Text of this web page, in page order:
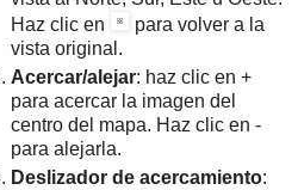
Haz clic en
para volver a la
vista original.
Acercar/alejar: haz clic en +
para acercar la imagen del
centro del mapa. Haz clic en -
para alejarla.
Deslizador de acercamiento: